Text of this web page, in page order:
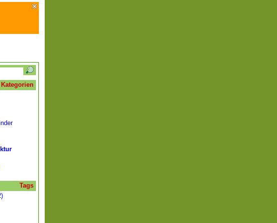
Kategorien
Tags